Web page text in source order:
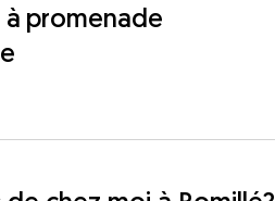
promenade